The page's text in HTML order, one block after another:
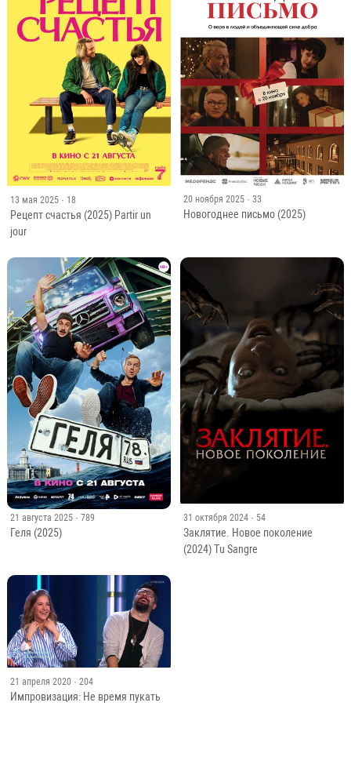
13 мая 2025 · 18
Рецепт счастья (2025) Partir un
jour
20 ноября 2025 · 33
Новогоднее письмо (2025)
21 августа 2025 · 789
Геля (2025)
31 октября 2024 · 54
Заклятие. Новое поколение
(2024) Tu Sangre
21 апреля 2020 · 204
Импровизация: Не время пукать